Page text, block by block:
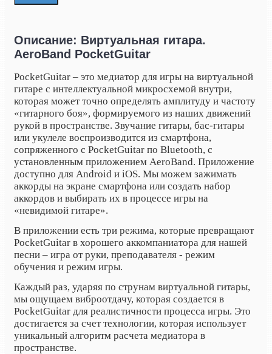
Описание: Виртуальная гитара.
AeroBand PocketGuitar
PocketGuitar – это медиатор для игры на виртуальной
гитаре с интеллектуальной микросхемой внутри,
которая может точно определять амплитуду и частоту
«гитарного боя», формируемого из наших движений
рукой в пространстве. Звучание гитары, бас-гитары
или укулеле воспроизводится из смартфона,
сопряженного с PocketGuitar по Bluetooth, с
установленным приложением AeroBand. Приложение
доступно для Android и iOS. Мы можем зажимать
аккорды на экране смартфона или создать набор
аккордов и выбирать их в процессе игры на
«невидимой гитаре».
В приложении есть три режима, которые превращают
PocketGuitar в хорошего аккомпаниатора для нашей
песни – игра от руки, преподавателя - режим
обучения и режим игры.
Каждый раз, ударяя по струнам виртуальной гитары,
мы ощущаем виброотдачу, которая создается в
PocketGuitar для реалистичности процесса игры. Это
достигается за счет технологии, которая использует
уникальный алгоритм расчета медиатора в
пространстве.